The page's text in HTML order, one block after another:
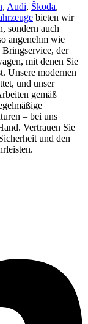
, Audi, Škoda,
bieten wir
sondern auch
angenehm wie
der
mit denen Sie
Unsere modernen
und unser
gemäß
– bei uns
Vertrauen Sie
und den